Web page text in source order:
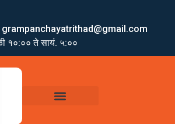
grampanchayatrithad@gmail.com
१०:०० ते सायं. ५:००